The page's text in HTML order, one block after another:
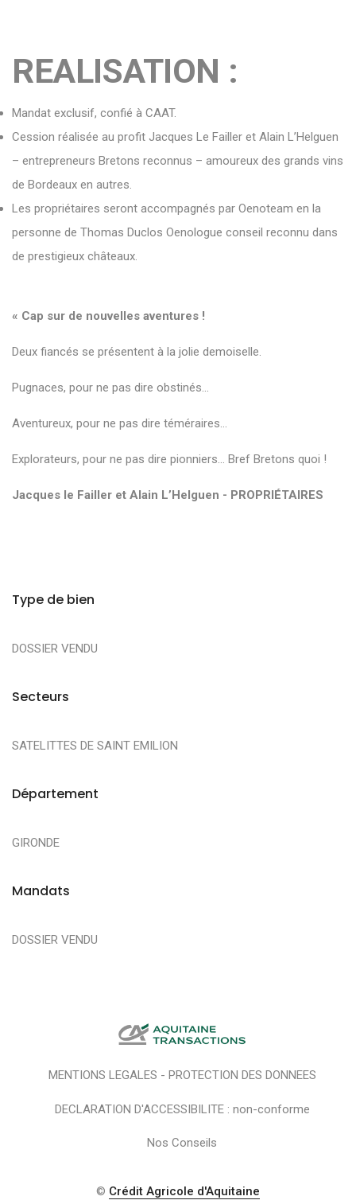
REALISATION :
Mandat exclusif, confié à CAAT.
Cession réalisée au profit Jacques Le Failler et Alain L’Helguen
– entrepreneurs Bretons reconnus – amoureux des grands vins
de Bordeaux en autres.
Les propriétaires seront accompagnés par Oenoteam en la
personne de Thomas Duclos Oenologue conseil reconnu dans
de prestigieux châteaux.
« Cap sur de nouvelles aventures !
Deux fiancés se présentent à la jolie demoiselle.
Pugnaces, pour ne pas dire obstinés…
Aventureux, pour ne pas dire téméraires…
Explorateurs, pour ne pas dire pionniers… Bref Bretons quoi !
Jacques le Failler et Alain L’Helguen - PROPRIÉTAIRES
Type de bien
DOSSIER VENDU
Secteurs
SATELITTES DE SAINT EMILION
Département
GIRONDE
Mandats
DOSSIER VENDU
MENTIONS LEGALES - PROTECTION DES DONNEES
DECLARATION D'ACCESSIBILITE : non-conforme
Nos Conseils
© Crédit Agricole d'Aquitaine